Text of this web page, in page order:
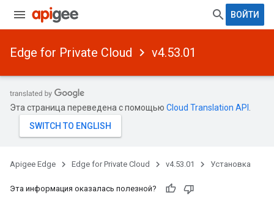
ВОЙТИ
Edge for Private Cloud v4.53.01
Эта страница переведена с помощью Cloud Translation API
Apigee Edge Edge for Private Cloud v4.53.01 Установка
Эта информация оказалась полезной?